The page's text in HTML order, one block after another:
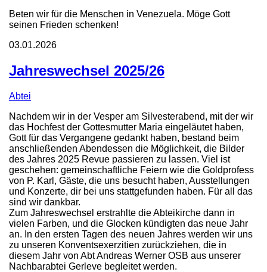
Beten wir für die Menschen in Venezuela. Möge Gott
seinen Frieden schenken!
03.01.2026
Jahreswechsel 2025/26
Abtei
Nachdem wir in der Vesper am Silvesterabend, mit der wir
das Hochfest der Gottesmutter Maria eingeläutet haben,
Gott für das Vergangene gedankt haben, bestand beim
anschließenden Abendessen die Möglichkeit, die Bilder
des Jahres 2025 Revue passieren zu lassen. Viel ist
geschehen: gemeinschaftliche Feiern wie die Goldprofess
von P. Karl, Gäste, die uns besucht haben, Ausstellungen
und Konzerte, dir bei uns stattgefunden haben. Für all das
sind wir dankbar.
Zum Jahreswechsel erstrahlte die Abteikirche dann in
vielen Farben, und die Glocken kündigten das neue Jahr
an. In den ersten Tagen des neuen Jahres werden wir uns
zu unseren Konventsexerzitien zurückziehen, die in
diesem Jahr von Abt Andreas Werner OSB aus unserer
Nachbarabtei Gerleve begleitet werden.